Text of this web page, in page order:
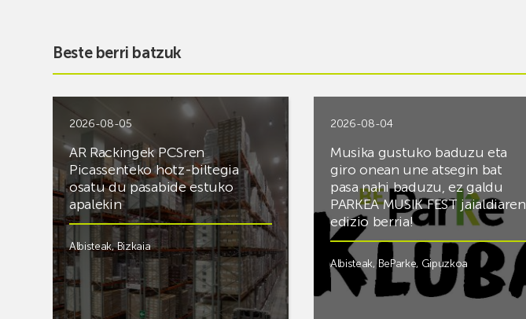
Beste berri batzuk
2026-08-05
AR Rackingek PCSren
Picassenteko hotz-biltegia
osatu du pasabide estuko
apalekin
Albisteak,Bizkaia
2026-08-04
Musika gustuko baduzu eta
giro onean une atsegin bat
pasa nahi baduzu, ez galdu
PARKEA MUSIK FEST jaialdiaren
edizio berria!
Albisteak,BeParke, Gipuzkoa